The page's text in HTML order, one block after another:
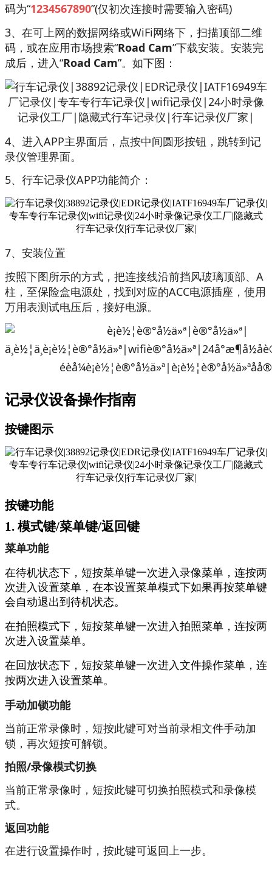
码为“1234567890”(仅初次连接时需要输入密码)
3、在可上网的数据网络或WiFi网络下，扫描顶部二维
码，或在应用市场搜索“Road Cam”下载安装。安装完
成后，进入“Road Cam”。如下图：
4、进入APP主界面后，点按中间圆形按钮，跳转到记
录仪管理界面。
5、行车记录仪APP功能简介：
7、安装位置
按照下图所示的方式，把连接线沿前挡风玻璃顶部、A
柱，至保险盒电源处，找到对应的ACC电源插座，使用
万用表测试电压后，接好电源。
记录仪设备操作指南
按键图示
按键功能
1. 模式键/菜单键/返回键
菜单功能
在待机状态下，短按菜单键一次进入录像菜单，连按两
次进入设置菜单，在本设置菜单模式下如果再按菜单键
会自动退出到待机状态。
在拍照模式下，短按菜单键一次进入拍照菜单，连按两
次进入设置菜单。
在回放状态下，短按菜单键一次进入文件操作菜单，连
按两次进入设置菜单。
手动加锁功能
当前正常录像时，短按此键可对当前录相文件手动加
锁，再次短按可解锁。
拍照/录像模式切换
当前正常录像时，短按此键可切换拍照模式和录像模
式。
返回功能
在进行设置操作时，按此键可返回上一步。